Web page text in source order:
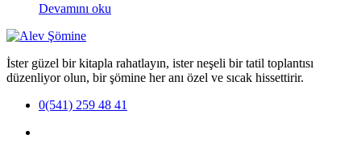
Devamını oku
İster güzel bir kitapla rahatlayın, ister neşeli bir tatil toplantısı
düzenliyor olun, bir şömine her anı özel ve sıcak hissettirir.
0(541) 259 48 41